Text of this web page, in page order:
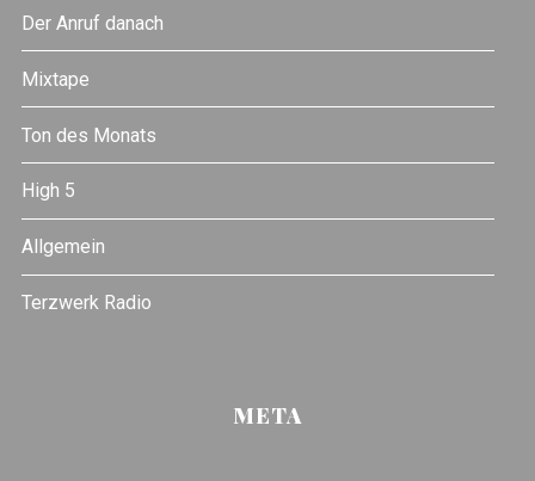
Der Anruf danach
Mixtape
Ton des Monats
High 5
Allgemein
Terzwerk Radio
META